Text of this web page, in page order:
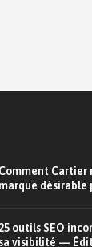
Comment Cartier
marque désirable
outils SEO
sa visibilité —